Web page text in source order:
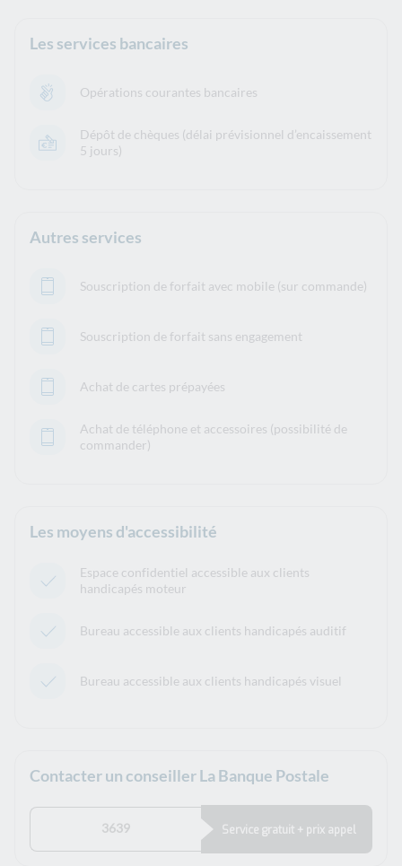
Les services bancaires
Opérations courantes bancaires
Dépôt de chèques (délai prévisionnel d’encaissement
5 jours)
Autres services
Souscription de forfait avec mobile (sur commande)
Souscription de forfait sans engagement
Achat de cartes prépayées
Achat de téléphone et accessoires (possibilité de
commander)
Les moyens d'accessibilité
Espace confidentiel accessible aux clients
handicapés moteur
Bureau accessible aux clients handicapés auditif
Bureau accessible aux clients handicapés visuel
Contacter un conseiller La Banque Postale
3639 Service gratuit + prix appel